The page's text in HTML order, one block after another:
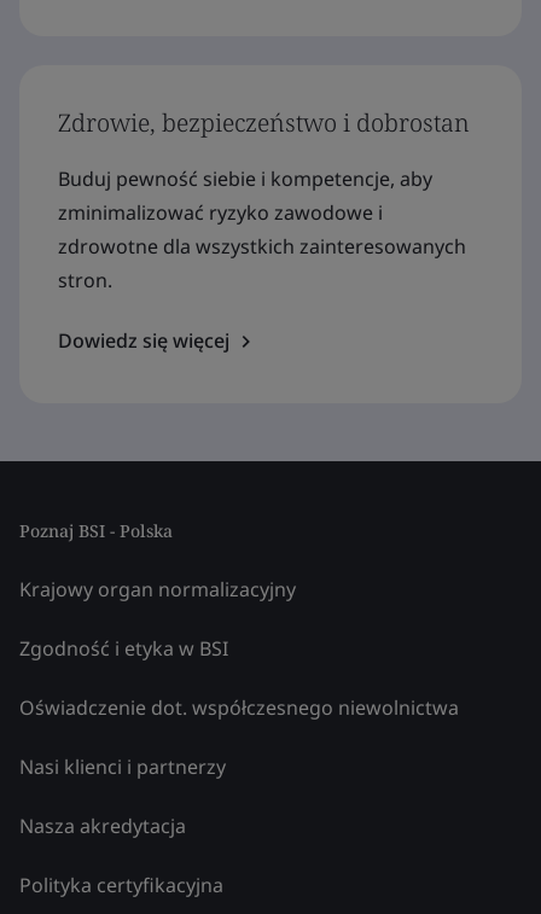
Zdrowie, bezpieczeństwo i dobrostan
Buduj pewność siebie i kompetencje, aby
zminimalizować ryzyko zawodowe i
zdrowotne dla wszystkich zainteresowanych
stron.
Dowiedz się więcej
Poznaj BSI - Polska
Krajowy organ normalizacyjny
Zgodność i etyka w BSI
Oświadczenie dot. współczesnego niewolnictwa
Nasi klienci i partnerzy
Nasza akredytacja
Polityka certyfikacyjna